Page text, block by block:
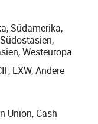
isolierte Hülse-
Schnitte).
um
zu testen,
wichtigsten
Südamerika,
Westeuropa
EXW, Andere
Union, Cash